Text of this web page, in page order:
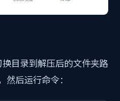
目录到解压后的文件夹路
后运行命令：